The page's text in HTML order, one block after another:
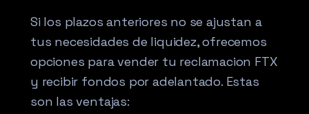
Si los plazos anteriores no se ajustan a
tus necesidades de liquidez, ofrecemos
opciones para vender tu reclamacion FTX
y recibir fondos por adelantado. Estas
son las ventajas: